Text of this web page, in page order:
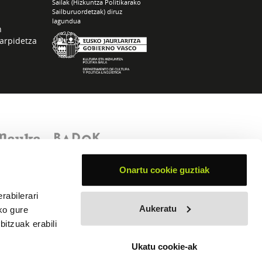
gure
erabili
Onartu cookie guztiak
Aukeratu
Ukatu cookie-ak
Sailak (Hizkuntza Politikarako
Sailburuordetzak) diruz
lagundua